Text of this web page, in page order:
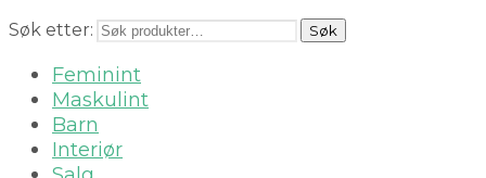
Søk etter: Søk
Feminint
Maskulint
Barn
Interiør